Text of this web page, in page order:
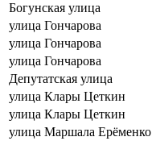
Богунская улица
улица Гончарова
улица Гончарова
улица Гончарова
Депутатская улица
улица Клары Цеткин
улица Клары Цеткин
улица Маршала Ерёменко